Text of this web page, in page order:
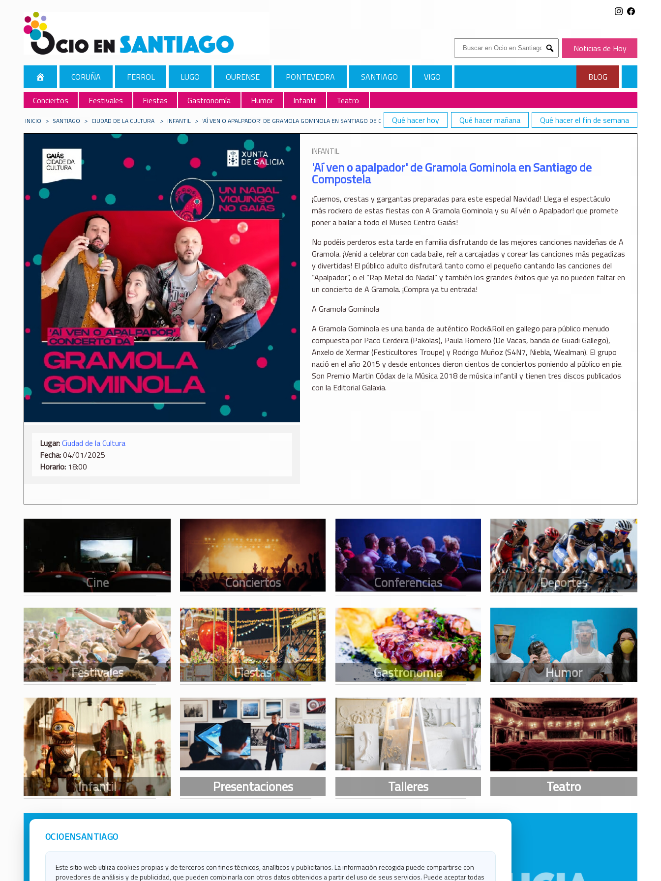
Buscar:
Submit
Noticias de Hoy
CORUÑA FERROL LUGO OURENSE PONTEVEDRA SANTIAGO VIGO
BLOG
Conciertos
Festivales Fiestas Gastronomía Humor Infantil
Teatro
Qué hacer hoy
Qué hacer mañana Qué hacer el fin de semana
INICIO > SANTIAGO > CIUDAD DE LA CULTURA > INFANTIL > 'AÍ VEN O APALPADOR' DE GRAMOLA GOMINOLA EN SANTIAGO DE COMPOSTELA
Lugar:Ciudad de la Cultura
Fecha:04/01/2025
Horario: 18:00
INFANTIL
'Aí ven o apalpador' de Gramola Gominola en Santiago de
Compostela
¡Cuernos, crestas y gargantas preparadas para este especial Navidad! Llega el espectáculo
más rockero de estas fiestas con A Gramola Gominola y su Aí vén o Apalpador! que promete
poner a bailar a todo el Museo Centro Gaiás!
No podéis perderos esta tarde en familia disfrutando de las mejores canciones navideñas de A
Gramola. ¡Venid a celebrar con cada baile, reír a carcajadas y corear las canciones más pegadizas
y divertidas! El público adulto disfrutará tanto como el pequeño cantando las canciones del
“Apalpador”, o el “Rap Metal do Nadal” y también los grandes éxitos que ya no pueden faltar en
un concierto de A Gramola. ¡Compra ya tu entrada!
A Gramola Gominola
A Gramola Gominola es una banda de auténtico Rock&Roll en gallego para público menudo
compuesta por Paco Cerdeira (Pakolas), Paula Romero (De Vacas, banda de Guadi Gallego),
Anxelo de Xermar (Festicultores Troupe) y Rodrigo Muñoz (S4N7, Niebla, Wealman). El grupo
nació en el año 2015 y desde entonces dieron cientos de conciertos poniendo al público en pie.
Son Premio Martin Códax de la Música 2018 de música infantil y tienen tres discos publicados
con la Editorial Galaxia.
OCIOENSANTIAGO
Este sitio web utiliza cookies propias y de terceros con fines técnicos, analíticos y publicitarios. La información recogida puede compartirse con
provedores de análisis y de publicidad, que pueden combinarla con otros datos obtenidos a partir del uso de seus servicios. Puede aceptar todas
Avisos Legales
Política de Cookies
Ocio en Lugo